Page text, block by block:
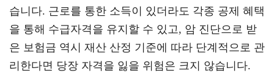
습니다. 근로를 통한 소득이 있더라도 각종 공제 혜택
을 통해 수급자격을 유지할 수 있고, 암 진단으로 받
은 보험금 역시 재산 산정 기준에 따라 단계적으로 관
리한다면 당장 자격을 잃을 위험은 크지 않습니다.